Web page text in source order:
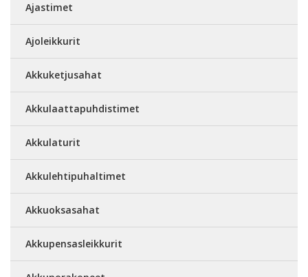
Ajastimet
Ajoleikkurit
Akkuketjusahat
Akkulaattapuhdistimet
Akkulaturit
Akkulehtipuhaltimet
Akkuoksasahat
Akkupensasleikkurit